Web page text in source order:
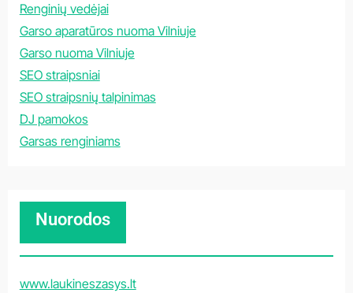
Renginių vedėjai
Garso aparatūros nuoma Vilniuje
Garso nuoma Vilniuje
SEO straipsniai
SEO straipsnių talpinimas
DJ pamokos
Garsas renginiams
Nuorodos
www.laukineszasys.lt